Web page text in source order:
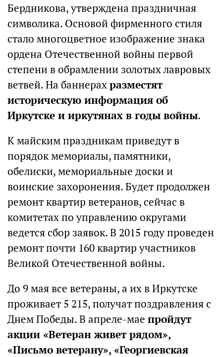
Бердникова, утверждена праздничная
символика. Основой фирменного стиля
стало многоцветное изображение знака
ордена Отечественной войны первой
степени в обрамлении золотых лавровых
ветвей. На баннерахразместят
историческую информация об
Иркутске и иркутянах в годы войны.
К майским праздникам приведут в
порядок мемориалы, памятники,
обелиски, мемориальные доски и
воинские захоронения. Будет продолжен
ремонт квартир ветеранов, сейчас в
комитетах по управлению округами
ведется сбор заявок. В 2015 году проведен
ремонт почти 160 квартир участников
Великой Отечественной войны.
До 9 мая все ветераны, а их в Иркутске
проживает 5 215, получат поздравления с
Днем Победы. В апреле-мае пройдут
акции «Ветеран живет рядом»,
«Письмо ветерану», «Георгиевская